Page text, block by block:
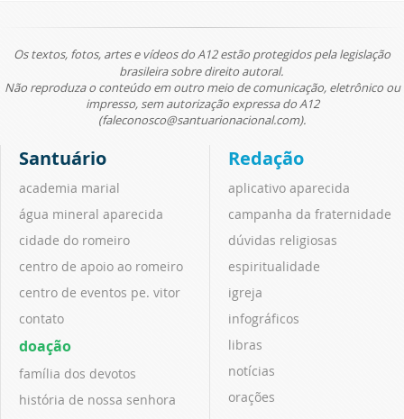
Os textos, fotos, artes e vídeos do A12 estão protegidos pela legislação
brasileira sobre direito autoral.
Não reproduza o conteúdo em outro meio de comunicação, eletrônico ou
impresso, sem autorização expressa do A12
(faleconosco@santuarionacional.com).
Santuário
academia marial
água mineral aparecida
cidade do romeiro
centro de apoio ao romeiro
centro de eventos pe. vitor
contato
doação
família dos devotos
história de nossa senhora
Redação
aplicativo aparecida
campanha da fraternidade
dúvidas religiosas
espiritualidade
igreja
infográficos
libras
notícias
orações